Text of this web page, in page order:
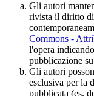
Gli autori
rivista il diritto
Commons -
l'opera
pubblicazione
Gli autori
esclusiva per la
pubblicata (es.